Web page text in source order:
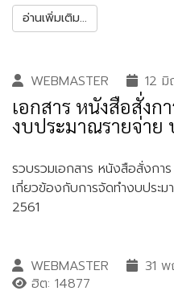
อ่านเพิ่มเติม...
WEBMASTER 12
เอกสาร หนังสือสั่งก
งบประมาณรายจ่าย
รวบรวมเอกสาร หนังสือสั่งกา
เกี่ยวข้องกับการจัดทำงบประ
2561
WEBMASTER
31
ฮิต: 14877